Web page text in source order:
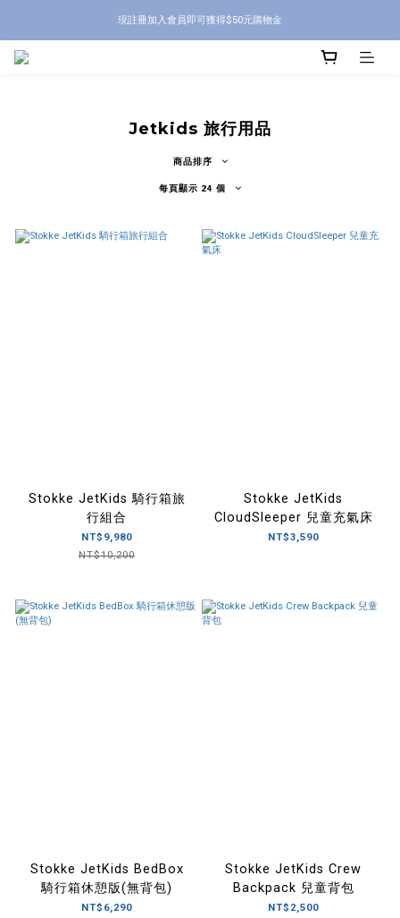
現註冊加入會員即可獲得$50元購物金
Jetkids 旅行用品
商品排序
每頁顯示 24 個
Stokke JetKids 騎行箱旅
行組合
NT$9,980
NT$10,200
Stokke JetKids
CloudSleeper 兒童充氣床
NT$3,590
Stokke JetKids BedBox
騎行箱休憩版(無背包)
NT$6,290
Stokke JetKids Crew
Backpack 兒童背包
NT$2,500